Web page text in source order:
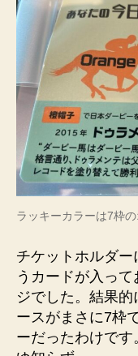
ラッキーカラーは7枠の
チケットホルダ
うカードが入っ
ジでした。結果的
ースがまさに7枠
ーだったわけで